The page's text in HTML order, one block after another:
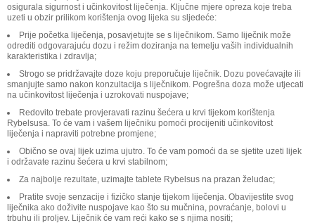
osigurala sigurnost i učinkovitost liječenja. Ključne mjere opreza koje treba
uzeti u obzir prilikom korištenja ovog lijeka su sljedeće:
Prije početka liječenja, posavjetujte se s liječnikom. Samo liječnik može
odrediti odgovarajuću dozu i režim doziranja na temelju vaših individualnih
karakteristika i zdravlja;
Strogo se pridržavajte doze koju preporučuje liječnik. Dozu povećavajte ili
smanjujte samo nakon konzultacija s liječnikom. Pogrešna doza može utjecati
na učinkovitost liječenja i uzrokovati nuspojave;
Redovito trebate provjeravati razinu šećera u krvi tijekom korištenja
Rybelsusa. To će vam i vašem liječniku pomoći procijeniti učinkovitost
liječenja i napraviti potrebne promjene;
Obično se ovaj lijek uzima ujutro. To će vam pomoći da se sjetite uzeti lijek
i održavate razinu šećera u krvi stabilnom;
Za najbolje rezultate, uzimajte tablete Rybelsus na prazan želudac;
Pratite svoje senzacije i fizičko stanje tijekom liječenja. Obavijestite svog
liječnika ako doživite nuspojave kao što su mučnina, povraćanje, bolovi u
trbuhu ili proljev. Liječnik će vam reći kako se s njima nositi;